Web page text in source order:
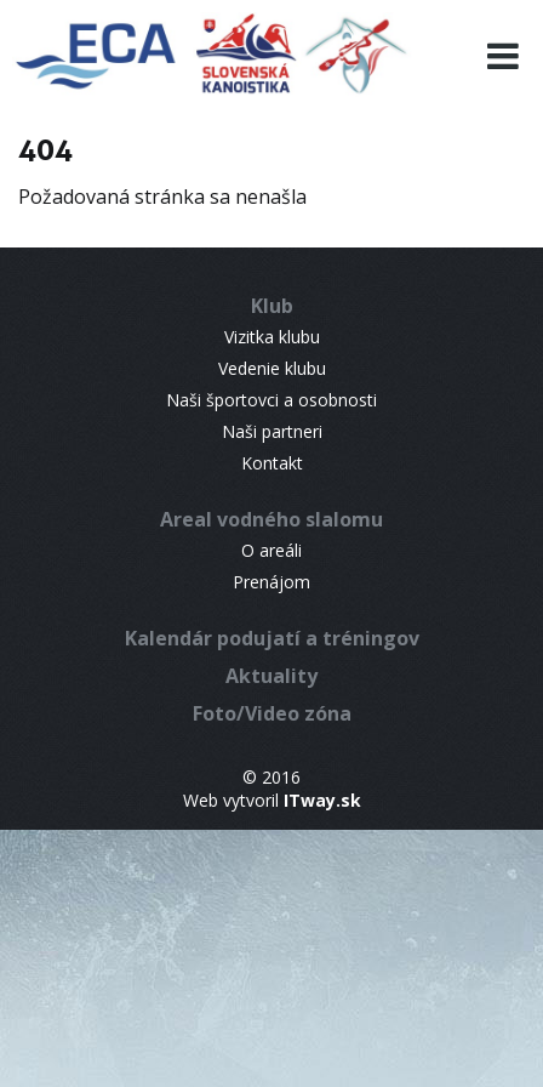
404
Požadovaná stránka sa nenašla
Klub
Vizitka klubu
Vedenie klubu
Naši športovci a osobnosti
Naši partneri
Kontakt
Areal vodného slalomu
O areáli
Prenájom
Kalendár podujatí a tréningov
Aktuality
Foto/Video zóna
© 2016
Web vytvoril ITway.sk
EURO 19
INFO
RESULTS
CONTACT